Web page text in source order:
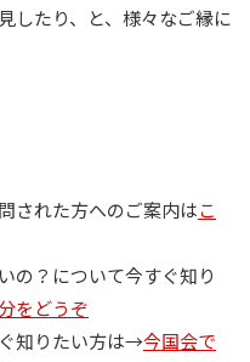
したり、と、様々なご縁に
された方へのご案内はこ
の？について今すぐ知り
をどうぞ
知りたい方は→今国会で